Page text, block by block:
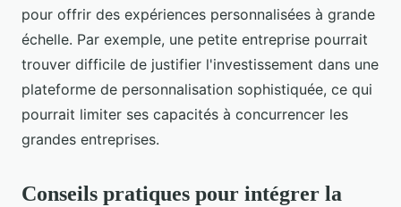
pour offrir des expériences personnalisées à grande
échelle. Par exemple, une petite entreprise pourrait
trouver difficile de justifier l'investissement dans une
plateforme de personnalisation sophistiquée, ce qui
pourrait limiter ses capacités à concurrencer les
grandes entreprises.
Conseils pratiques pour intégrer la